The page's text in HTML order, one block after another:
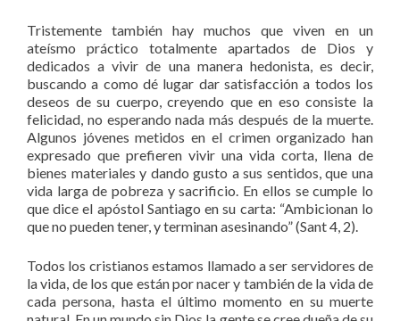
Tristemente también hay muchos que viven en un
ateísmo práctico totalmente apartados de Dios y
dedicados a vivir de una manera hedonista, es decir,
buscando a como dé lugar dar satisfacción a todos los
deseos de su cuerpo, creyendo que en eso consiste la
felicidad, no esperando nada más después de la muerte.
Algunos jóvenes metidos en el crimen organizado han
expresado que prefieren vivir una vida corta, llena de
bienes materiales y dando gusto a sus sentidos, que una
vida larga de pobreza y sacrificio. En ellos se cumple lo
que dice el apóstol Santiago en su carta: “Ambicionan lo
que no pueden tener, y terminan asesinando” (Sant 4, 2).
Todos los cristianos estamos llamado a ser servidores de
la vida, de los que están por nacer y también de la vida de
cada persona, hasta el último momento en su muerte